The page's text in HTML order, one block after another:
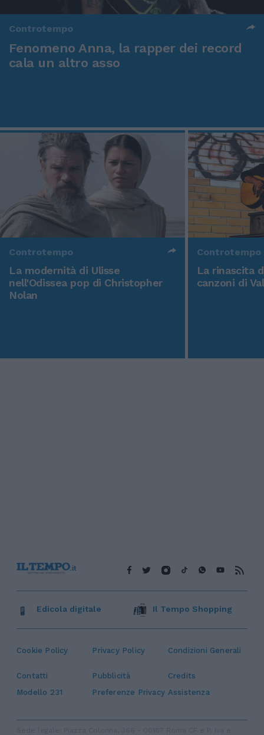
Controtempo
Fenomeno Anna, la rapper dei record
cala un altro asso
Controtempo
La modernità di Ulisse
nell'Odissea pop di Christopher
Nolan
Controtempo
La rinascita
canzoni di
Cookie Policy Privacy Policy Condizioni Generali
Contatti Pubblicità
Credits
Modello 231
Preferenze Privacy Assistenza
Edicola digitale Il Tempo Shopping